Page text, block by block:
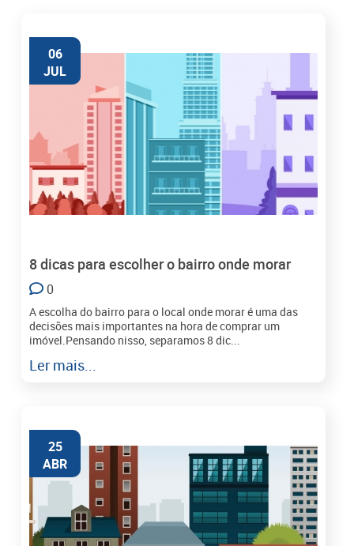
06
JUL
8 dicas para escolher o bairro onde morar
0
A escolha do bairro para o local onde morar é uma das
decisões mais importantes na hora de comprar um
imóvel.Pensando nisso, separamos 8 dic...
Ler mais...
25
ABR